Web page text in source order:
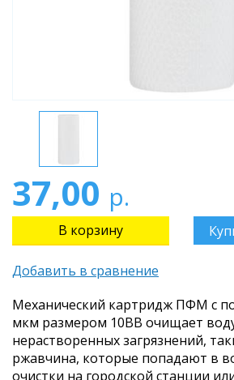
37,00 р.
Добавить в сравнение
Механический картридж ПФМ с
мкм размером 10BB очищает
нерастворенных загрязнений,
ржавчина, которые попадают в
очистки на городской станции